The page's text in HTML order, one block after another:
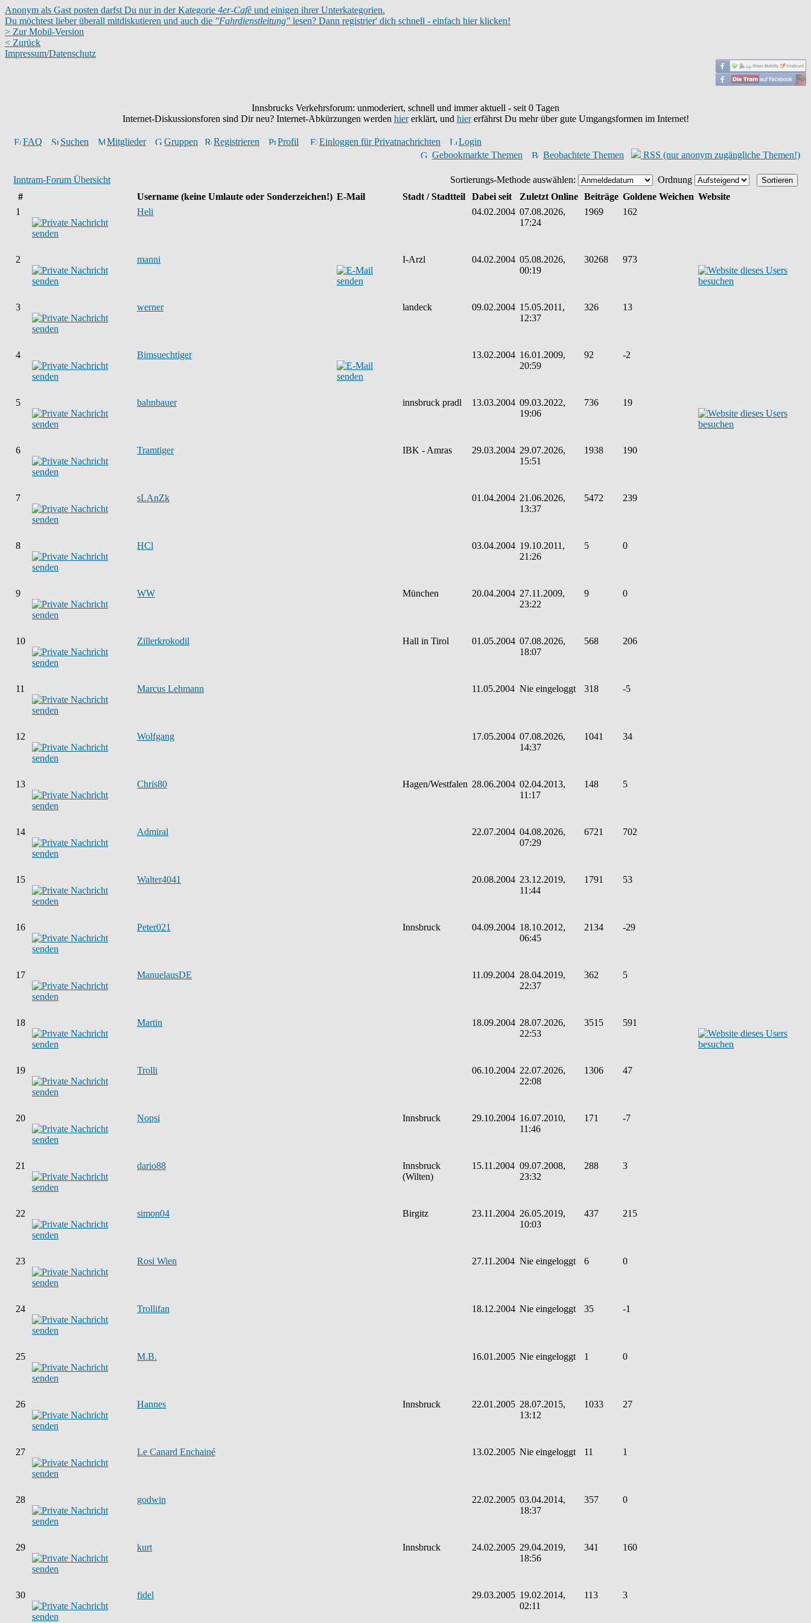
Anonym als Gast posten darfst Du nur in der Kategorie 4er-Cafè und einigen ihrer Unterkategorien.
Du möchtest lieber überall mitdiskutieren und auch die "Fahrdienstleitung" lesen? Dann registrier' dich schnell - einfach hier klicken!
> Zur Mobil-Version
< Zurück
Impressum/Datenschutz
Innsbrucks Verkehrsforum: unmoderiert, schnell und immer aktuell - seit 0 Tagen
Internet-Diskussionsforen sind Dir neu? Internet-Abkürzungen werden hiererklärt, und hiererfährst Du mehr über gute Umgangsformen im Internet!
FAQ Suchen Mitglieder Gruppen Registrieren Profil Einloggen für Privatnachrichten
Login
Gebookmarkte Themen
Beobachtete Themen RSS (nur anonym zugängliche Themen!)
Inntram-Forum Übersicht Sortierungs-Methode auswählen:
Ordnung
#
Username (keine Umlaute oder Sonderzeichen!) E-Mail Stadt / Stadtteil Dabei seit Zuletzt Online Beiträge Goldene Weichen Website
1
Heli 04.02.2004 07.08.2026,
17:24
1969 162
2 manni I-Arzl 04.02.2004 05.08.2026,
00:19
30268 973
3 werner landeck 09.02.2004 15.05.2011,
12:37
326 13
4 Bimsuechtiger 13.02.2004 16.01.2009,
20:59
92 -2
5 bahnbauer innsbruck pradl 13.03.2004 09.03.2022,
19:06
736 19
6 Tramtiger IBK - Amras 29.03.2004 29.07.2026,
15:51
1938 190
7 sLAnZk 01.04.2004 21.06.2026,
13:37
5472 239
8 HCl 03.04.2004 19.10.2011,
21:26
5 0
9 WW München 20.04.2004 27.11.2009,
23:22
9 0
10 Zillerkrokodil Hall in Tirol 01.05.2004 07.08.2026,
18:07
568 206
11 Marcus Lehmann 11.05.2004 Nie eingeloggt 318 -5
12 Wolfgang 17.05.2004 07.08.2026,
14:37
1041 34
13 Chris80 Hagen/Westfalen 28.06.2004 02.04.2013,
11:17
148 5
14 Admiral 22.07.2004 04.08.2026,
07:29
6721 702
15 Walter4041 20.08.2004 23.12.2019,
11:44
1791 53
16 Peter021 Innsbruck 04.09.2004 18.10.2012,
06:45
2134 -29
17 ManuelausDE 11.09.2004 28.04.2019,
22:37
362 5
18 Martin 18.09.2004 28.07.2026,
22:53
3515 591
19 Trolli 06.10.2004 22.07.2026,
22:08
1306 47
20 Nopsi Innsbruck 29.10.2004 16.07.2010,
11:46
171 -7
21 dario88
Innsbruck
(Wilten)
15.11.2004 09.07.2008,
23:32
288 3
22 simon04 Birgitz 23.11.2004 26.05.2019,
10:03
437 215
23 Rosi Wien 27.11.2004 Nie eingeloggt 6 0
24 Trollifan 18.12.2004 Nie eingeloggt 35 -1
25 M.B. 16.01.2005 Nie eingeloggt 1 0
26 Hannes Innsbruck 22.01.2005 28.07.2015,
13:12
1033 27
27 Le Canard Enchainé 13.02.2005 Nie eingeloggt 11 1
28 godwin 22.02.2005 03.04.2014,
18:37
357 0
29 kurt Innsbruck 24.02.2005 29.04.2019,
18:56
341 160
30 fidel 29.03.2005 19.02.2014,
02:11
113 3